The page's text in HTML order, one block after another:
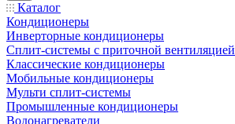
Каталог
Кондиционеры
Инверторные кондиционеры
Сплит-системы с приточной вентиляцией
Классические кондиционеры
Мобильные кондиционеры
Мульти сплит-системы
Промышленные кондиционеры
Водонагреватели